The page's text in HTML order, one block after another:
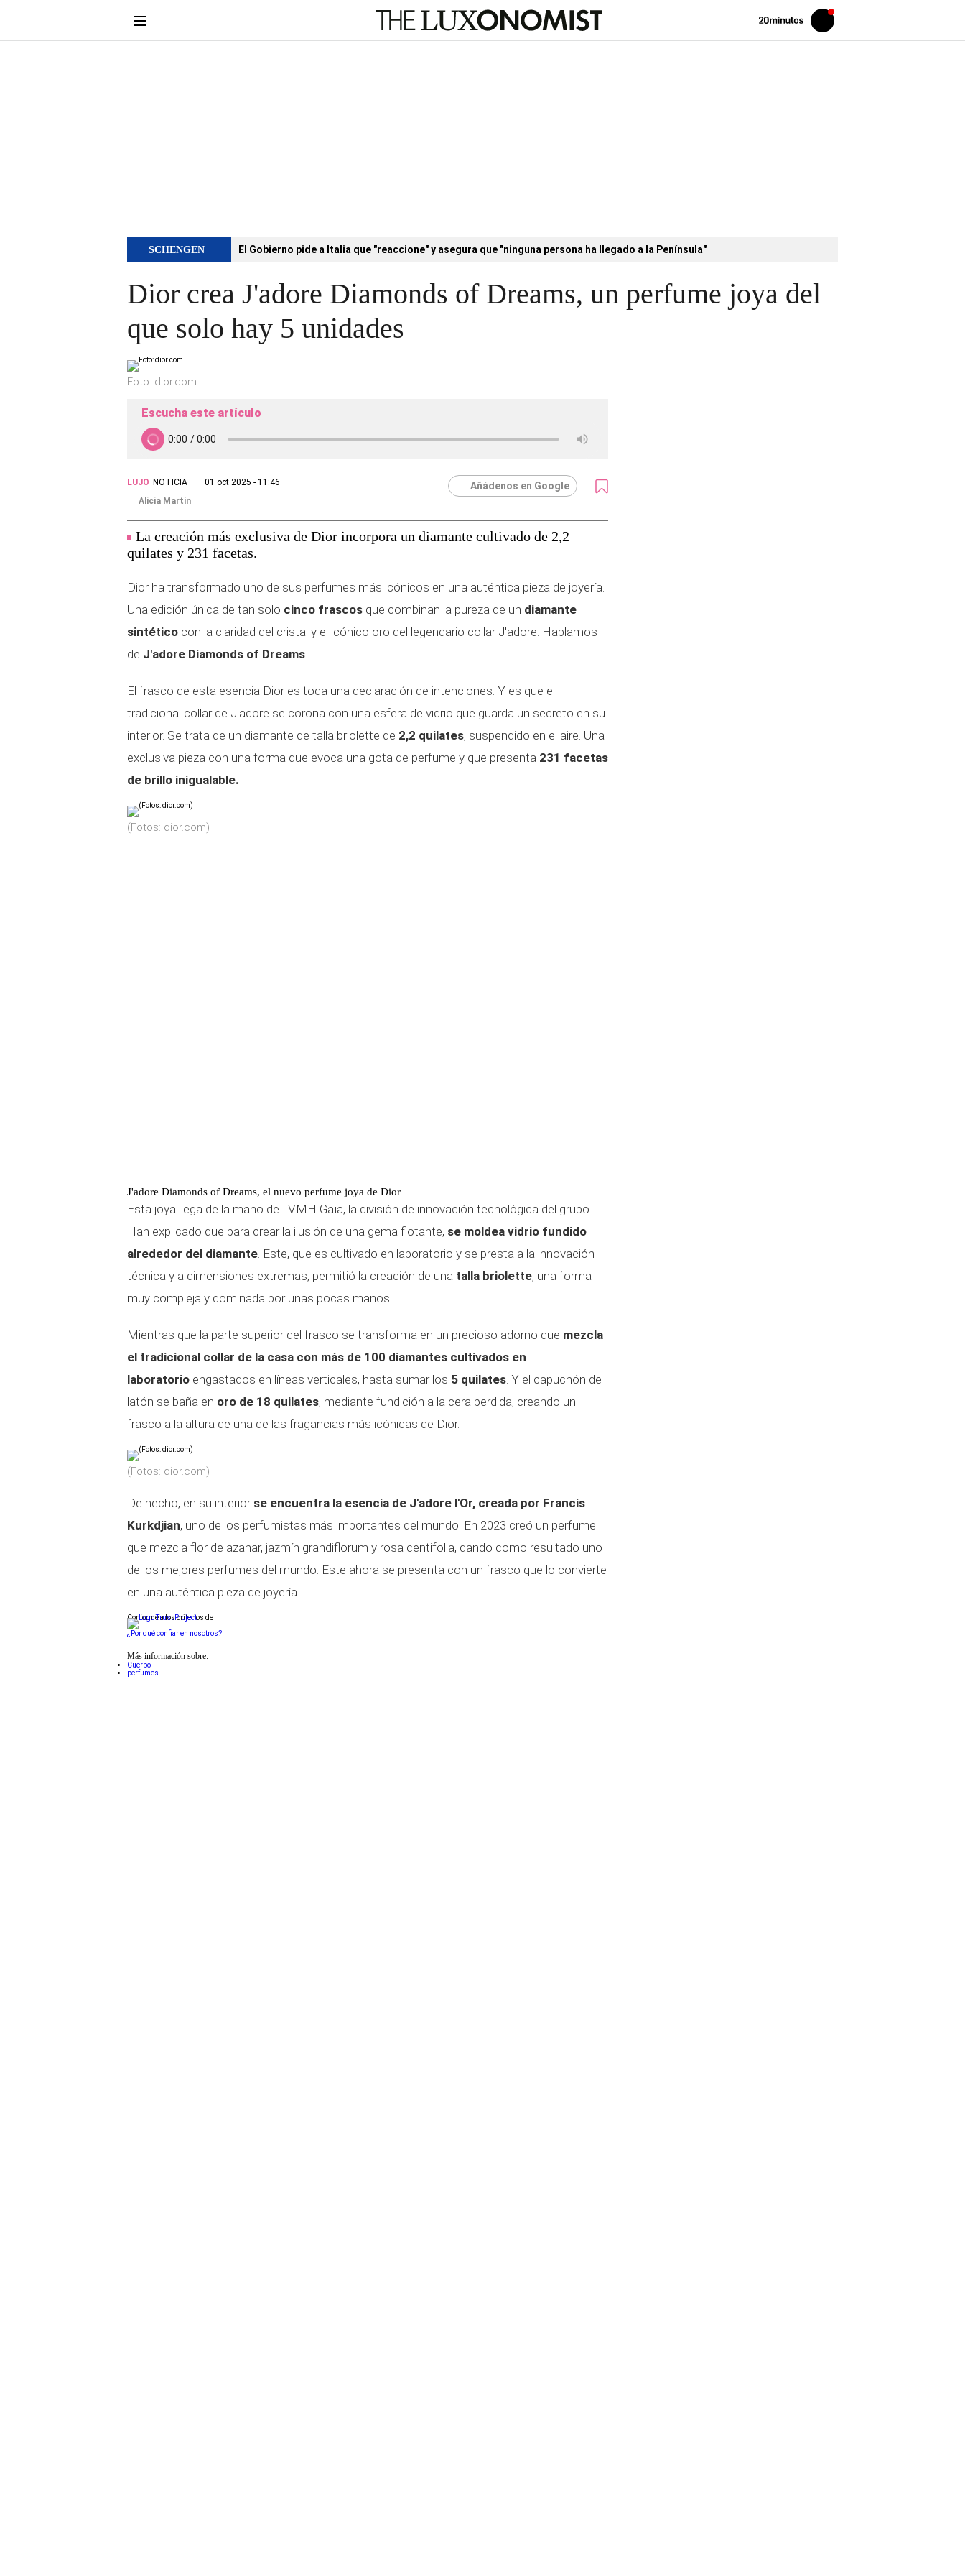
Volver
Iniciar
sesión
SCHENGEN El Gobierno pide a Italia que "reaccione" y asegura que "ninguna persona ha llegado a la Península"
Dior crea J'adore Diamonds of Dreams, un perfume joya del
que solo hay 5 unidades
Foto: dior.com.
Escucha este artículo
LUJO NOTICIA
01 oct 2025 - 11:46
Alicia Martín
Añádenos en Google
La creación más exclusiva de Dior incorpora un diamante cultivado de 2,2
quilates y 231 facetas.
Dior ha transformado uno de sus perfumes más icónicos en una auténtica pieza de joyería.
Una edición única de tan solo cinco frascos que combinan la pureza de un diamante
sintético con la claridad del cristal y el icónico oro del legendario collar J'adore. Hablamos
de J'adore Diamonds of Dreams.
El frasco de esta esencia Dior es toda una declaración de intenciones. Y es que el
tradicional collar de J'adore se corona con una esfera de vidrio que guarda un secreto en su
interior. Se trata de un diamante de talla briolette de 2,2 quilates, suspendido en el aire. Una
exclusiva pieza con una forma que evoca una gota de perfume y que presenta 231 facetas
de brillo inigualable.
(Fotos: dior.com)
J'adore Diamonds of Dreams, el nuevo perfume joya de Dior
Esta joya llega de la mano de LVMH Gaïa, la división de innovación tecnológica del grupo.
Han explicado que para crear la ilusión de una gema flotante, se moldea vidrio fundido
alrededor del diamante. Este, que es cultivado en laboratorio y se presta a la innovación
técnica y a dimensiones extremas, permitió la creación de una talla briolette, una forma
muy compleja y dominada por unas pocas manos.
Mientras que la parte superior del frasco se transforma en un precioso adorno que mezcla
el tradicional collar de la casa con más de 100 diamantes cultivados en
laboratorio engastados en líneas verticales, hasta sumar los 5 quilates. Y el capuchón de
latón se baña en oro de 18 quilates, mediante fundición a la cera perdida, creando un
frasco a la altura de una de las fragancias más icónicas de Dior.
(Fotos: dior.com)
De hecho, en su interior se encuentra la esencia de J'adore l'Or, creada por Francis
Kurkdjian, uno de los perfumistas más importantes del mundo. En 2023 creó un perfume
que mezcla flor de azahar, jazmín grandiflorum y rosa centifolia, dando como resultado uno
de los mejores perfumes del mundo. Este ahora se presenta con un frasco que lo convierte
en una auténtica pieza de joyería.
Conforme a los criterios de
¿Por qué confiar en nosotros?
Más información sobre:
Cuerpo
perfumes